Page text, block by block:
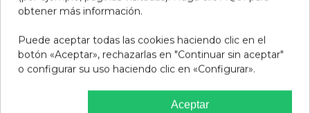
GAFAS PROTECT
GAFAS PROTECFARMA
14,95 €
obtener más información.
Puede aceptar todas las cookies haciendo clic en el
botón «Aceptar», rechazarlas en "Continuar sin aceptar"
o configurar su uso haciendo clic en «Configurar».
Aceptar